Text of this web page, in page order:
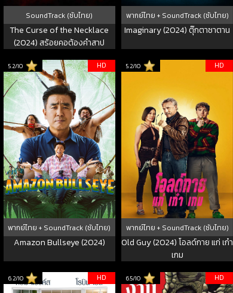
SoundTrack (ซับไทย)
The Curse of the Necklace
(2024) สร้อยคอต้องคำสาป
พากย์ไทย + SoundTrack (ซับไทย)
Imaginary (2024) ตุ๊กตาซาตาน
5.2/10 HD
พากย์ไทย + SoundTrack (ซับไทย)
Amazon Bullseye (2024)
5.2/10 HD
พากย์ไทย + SoundTrack (ซับไทย)
Old Guy (2024) โอลด์กาย แก่ เก๋า
เกม
6.2/10 HD 6.5/10 HD